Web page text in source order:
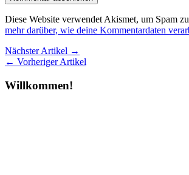
Diese Website verwendet Akismet, um Spam
mehr darüber, wie deine Kommentardaten
Nächster Artikel →
← Vorheriger Artikel
Willkommen!